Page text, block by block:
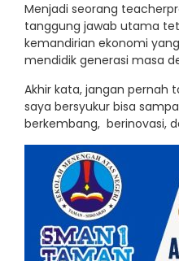
Menjadi seorang
tanggung jawab utama
kemandirian ekonomi
mendidik generasi masa
Akhir kata, jangan pernah
saya bersyukur bisa
berkembang, berinovasi,